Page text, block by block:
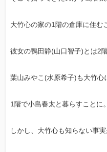
大竹心の家の1階の倉庫に住む
彼女の鴨田静(山口智子)とは2
葉山みやこ(水原希子)も大竹心
1階で小島春太と暮らすことに。
しかし、大竹心も知らない事実